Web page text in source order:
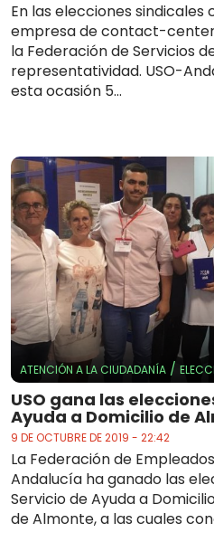
En las elecciones sindicales
empresa de contact-
la Federación de Servicios
representatividad. USO-
esta ocasión 5...
ATENCIÓN A LA CIUDADANÍA /
USO gana las
Ayuda a Domicilio de
9 DE OCTUBRE DE 2019 - 22:42
La Federación de
Andalucía ha ganado las
Servicio de Ayuda a
de Almonte, a las cuales